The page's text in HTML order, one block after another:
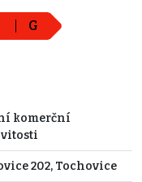
G
komerční
202, Tochovice